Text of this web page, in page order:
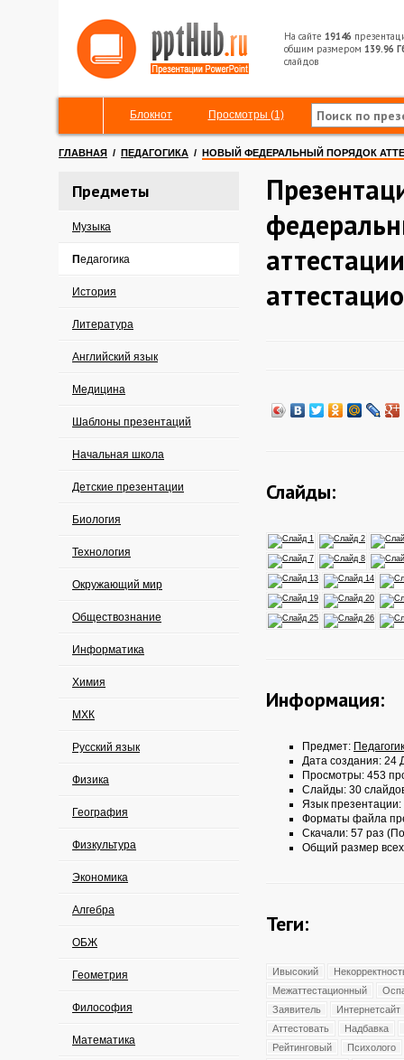
На сайте 19146
общим размером 139.96
слайдов
Блокнот Просмотры (1)
ГЛАВНАЯ / ПЕДАГОГИКА / НОВЫЙ ФЕДЕРАЛЬНЫЙ ПОРЯДОК
Предметы
Музыка
Педагогика
История
Литература
Английский язык
Медицина
Шаблоны презентаций
Начальная школа
Детские презентации
Биология
Технология
Окружающий мир
Обществознание
Информатика
Химия
МХК
Русский язык
Физика
География
Физкультура
Экономика
Алгебра
ОБЖ
Геометрия
Философия
Математика
Слайды:
Информация:
Предмет:
Дата создания: 24
Просмотры: 453
Слайды: 30
Язык презентации:
Форматы файла
Скачали: 57 раз
Общий размер
Теги:
Ивысокий
Межаттестационный
Заявитель
Интернетсайт
Аттестовать
Надбавка
Рейтинговый
Психолого